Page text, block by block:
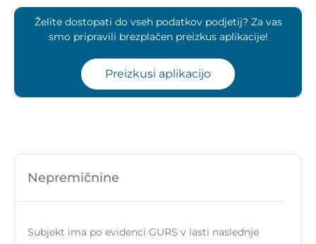
Želite dostopati do vseh podatkov podjetij? Za vas
smo pripravili brezplačen preizkus aplikacije!
Preizkusi aplikacijo
Nepremičnine
Subjekt ima po evidenci GURS v lasti naslednje